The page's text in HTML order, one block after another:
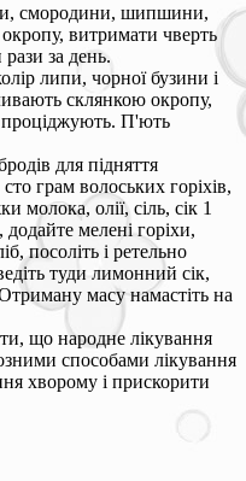
смородини, шипшини,
витримати чверть
за день.
липи, чорної бузини і
склянкою окропу,
проціджують. П'ють
для підняття
грам волоських горіхів,
молока, олії, сіль, сік 1
мелені горіхи,
посоліть і ретельно
туди лимонний сік,
масу намастіть на
що народне лікування
способами лікування
хворому і прискорити